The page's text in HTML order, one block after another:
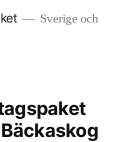
Sverige och